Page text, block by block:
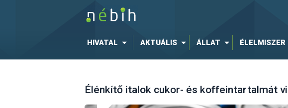
HIVATAL AKTUÁLIS ÁLLAT ÉLELMISZER
Élénkítő italok cukor- és koffeintartalmát